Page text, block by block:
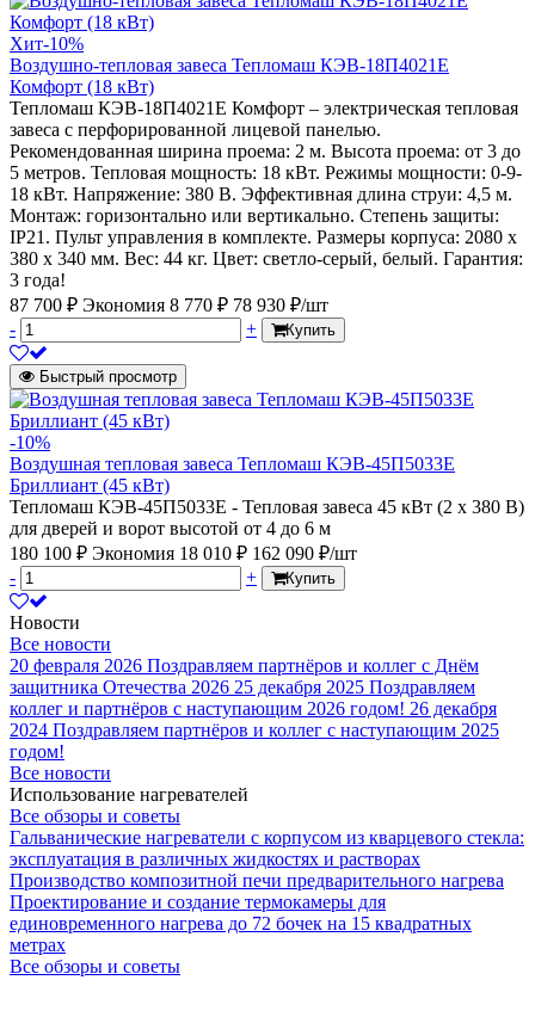
Хит-10%
Воздушно-тепловая завеса Тепломаш КЭВ-18П4021Е
Комфорт (18 кВт)
Тепломаш КЭВ-18П4021Е Комфорт – электрическая тепловая
завеса с перфорированной лицевой панелью.
Рекомендованная ширина проема: 2 м. Высота проема: от 3 до
5 метров. Тепловая мощность: 18 кВт. Режимы мощности: 0-9-
18 кВт. Напряжение: 380 В. Эффективная длина струи: 4,5 м.
Монтаж: горизонтально или вертикально. Степень защиты:
IP21. Пульт управления в комплекте. Размеры корпуса: 2080 х
380 х 340 мм. Вес: 44 кг. Цвет: светло-серый, белый. Гарантия:
3 года!
87 700 ₽ Экономия 8 770 ₽ 78 930 ₽/шт
-
+ Купить
Быстрый просмотр
-10%
Воздушная тепловая завеса Тепломаш КЭВ-45П5033Е
Бриллиант (45 кВт)
Тепломаш КЭВ-45П5033Е - Тепловая завеса 45 кВт (2 х 380 В)
для дверей и ворот высотой от 4 до 6 м
180 100 ₽ Экономия 18 010 ₽ 162 090 ₽/шт
-
+ Купить
Новости
Все новости
20 февраля 2026 Поздравляем партнёров и коллег с Днём
защитника Отечества 2026 25 декабря 2025 Поздравляем
коллег и партнёров с наступающим 2026 годом! 26 декабря
2024 Поздравляем партнёров и коллег с наступающим 2025
годом!
Все новости
Использование нагревателей
Все обзоры и советы
Гальванические нагреватели с корпусом из кварцевого стекла:
эксплуатация в различных жидкостях и растворах
Производство композитной печи предварительного нагрева
Проектирование и создание термокамеры для
единовременного нагрева до 72 бочек на 15 квадратных
метрах
Все обзоры и советы